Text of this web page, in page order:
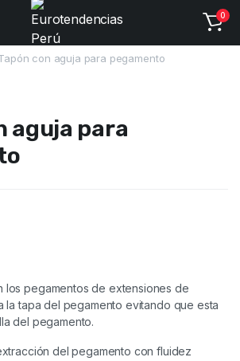
0
con aguja para pegamento
aguja para
los pegamentos de extensiones de
la tapa del pegamento evitando que esta
del pegamento.
del pegamento con fluidez